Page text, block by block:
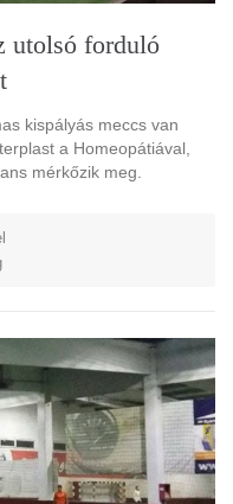
utolsó forduló
kispályás meccs van
a Homeopátiával,
mérkőzik meg.